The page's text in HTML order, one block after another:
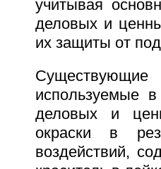
учитывая
деловых и
их защиты от
используемые
деловых и
окраски в
воздействий,